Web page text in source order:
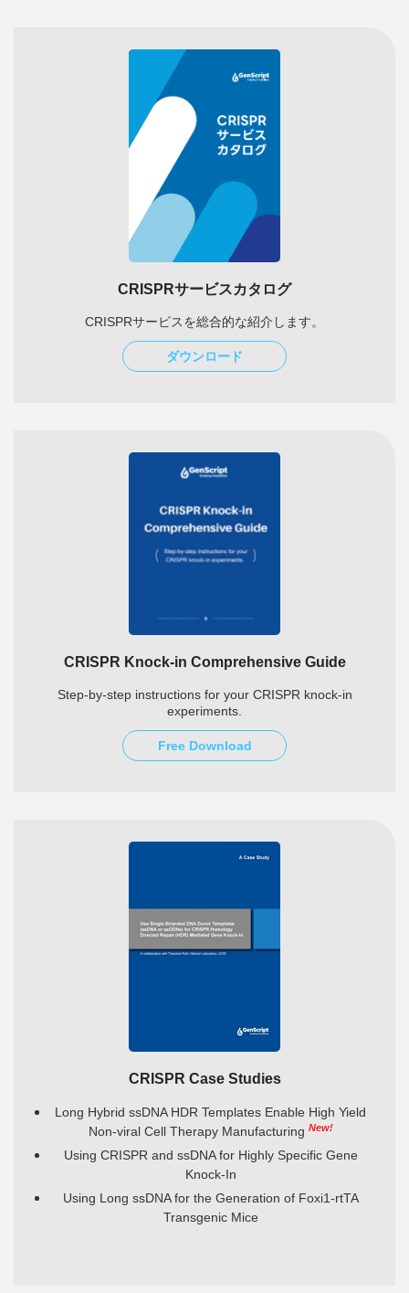
CRISPRサービスカタログ
CRISPRサービスを総合的な紹介します。
ダウンロード
CRISPR Knock-in Comprehensive Guide
Step-by-step instructions for your CRISPR knock-in
experiments.
Free Download
CRISPR Case Studies
Long Hybrid ssDNA HDR Templates Enable High Yield
Non-viral Cell Therapy Manufacturing New!
Using CRISPR and ssDNA for Highly Specific Gene
Knock-In
Using Long ssDNA for the Generation of Foxi1-rtTA
Transgenic Mice